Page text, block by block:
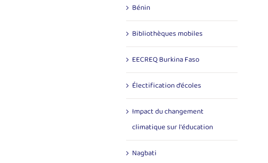
Bénin
Bibliothèques mobiles
EECREQ Burkina Faso
Électification d’écoles
Impact du changement
climatique sur l'éducation
Nagbati